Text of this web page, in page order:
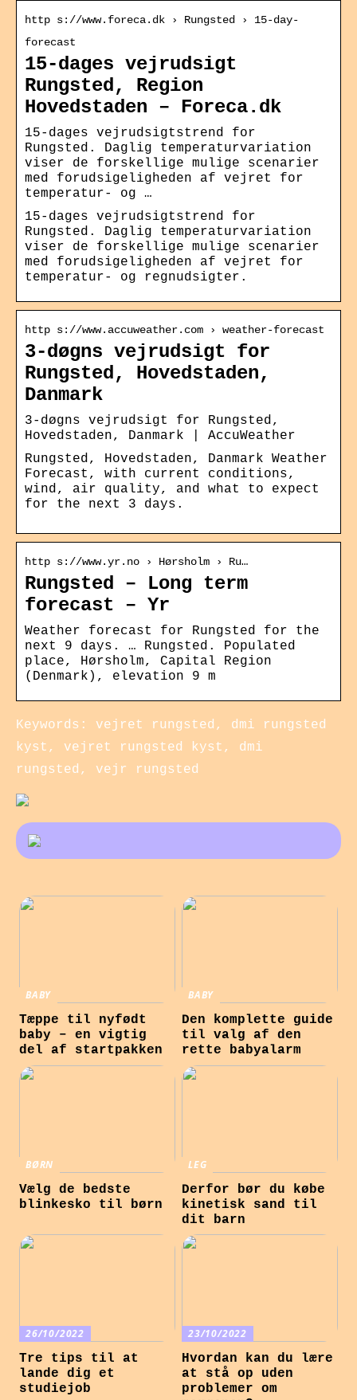
http s://www.foreca.dk › Rungsted › 15-day-
forecast
15-dages vejrudsigt
Rungsted, Region
Hovedstaden – Foreca.dk
15-dages vejrudsigtstrend for
Rungsted. Daglig temperaturvariation
viser de forskellige mulige scenarier
med forudsigeligheden af vejret for
temperatur- og …
15-dages vejrudsigtstrend for
Rungsted. Daglig temperaturvariation
viser de forskellige mulige scenarier
med forudsigeligheden af vejret for
temperatur- og regnudsigter.
http s://www.accuweather.com › weather-forecast
3-døgns vejrudsigt for
Rungsted, Hovedstaden,
Danmark
3-døgns vejrudsigt for Rungsted,
Hovedstaden, Danmark | AccuWeather
Rungsted, Hovedstaden, Danmark Weather
Forecast, with current conditions,
wind, air quality, and what to expect
for the next 3 days.
http s://www.yr.no › Hørsholm › Ru…
Rungsted – Long term
forecast – Yr
Weather forecast for Rungsted for the
next 9 days. … Rungsted. Populated
place, Hørsholm, Capital Region
(Denmark), elevation 9 m
Keywords: vejret rungsted, dmi rungsted
kyst, vejret rungsted kyst, dmi
rungsted, vejr rungsted
BABY
Tæppe til nyfødt
baby – en vigtig
del af startpakken
BABY
Den komplette guide
til valg af den
rette babyalarm
BØRN
Vælg de bedste
blinkesko til børn
LEG
Derfor bør du købe
kinetisk sand til
dit barn
26/10/2022
Tre tips til at
lande dig et
studiejob
23/10/2022
Hvordan kan du lære
at stå op uden
problemer om